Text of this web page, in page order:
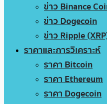
ข่าว Binance
ข่าว Dogecoin
ข่าว Ripple
ราคาและการวิเคราะห์
ราคา Bitcoin
ราคา Ethereum
ราคา Dogecoin